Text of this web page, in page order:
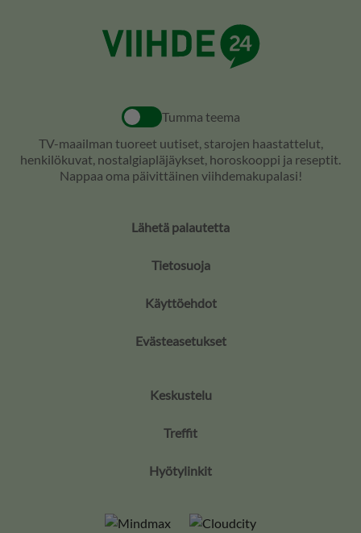
Tumma teema
TV-maailman tuoreet uutiset, starojen haastattelut,
henkilökuvat, nostalgiapläjäykset, horoskooppi ja reseptit.
Nappaa oma päivittäinen viihdemakupalasi!
Lähetä palautetta
Tietosuoja
Käyttöehdot
Evästeasetukset
Keskustelu
Treffit
Hyötylinkit